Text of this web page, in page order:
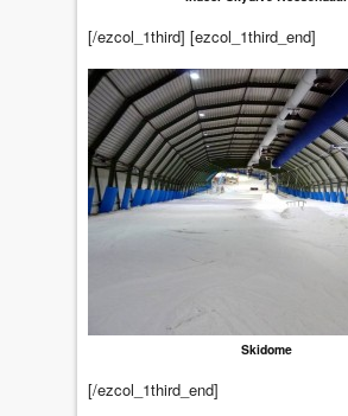
[/ezcol_1third] [ezcol_1third_end]
Skidome
[/ezcol_1third_end]